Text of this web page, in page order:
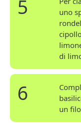
5
uno
di
6
un